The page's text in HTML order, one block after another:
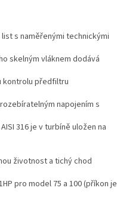
s naměřenými technickými
skelným vláknem dodává
kontrolu předfiltru
napojením s
316 je v turbíně uložen na
životnost a tichý chod
pro model 75 a 100 (příkon je